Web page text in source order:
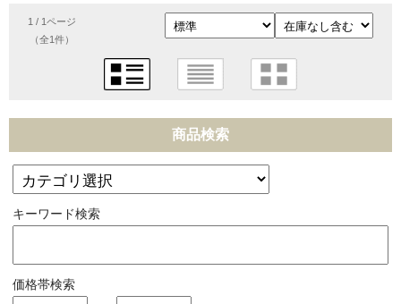
1 / 1ページ
（全1件）
商品検索
キーワード検索
価格帯検索